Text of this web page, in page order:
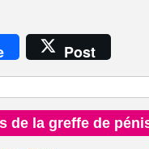
Post
de la greffe de